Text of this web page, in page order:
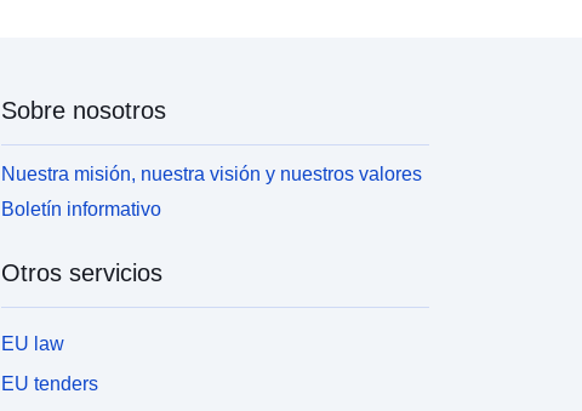
Sobre nosotros
Nuestra misión, nuestra visión y nuestros valores
Boletín informativo
Otros servicios
EU law
EU tenders